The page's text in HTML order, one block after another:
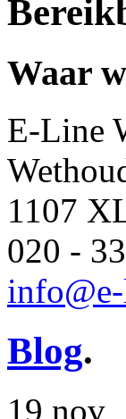
Waar
E-Line
1107
020 -
Blog.
19 nov